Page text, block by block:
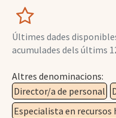
Últimes dades
acumulades dels últims
Altres denominacions:
Director/a de personal
Especialista en recursos